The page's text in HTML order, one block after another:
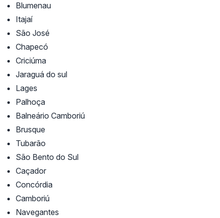
Blumenau
Itajaí
São José
Chapecó
Criciúma
Jaraguá do sul
Lages
Palhoça
Balneário Camboriú
Brusque
Tubarão
São Bento do Sul
Caçador
Concórdia
Camboriú
Navegantes